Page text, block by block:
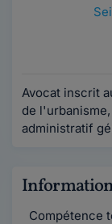
Avocat inscrit
de
administratif
Compétence